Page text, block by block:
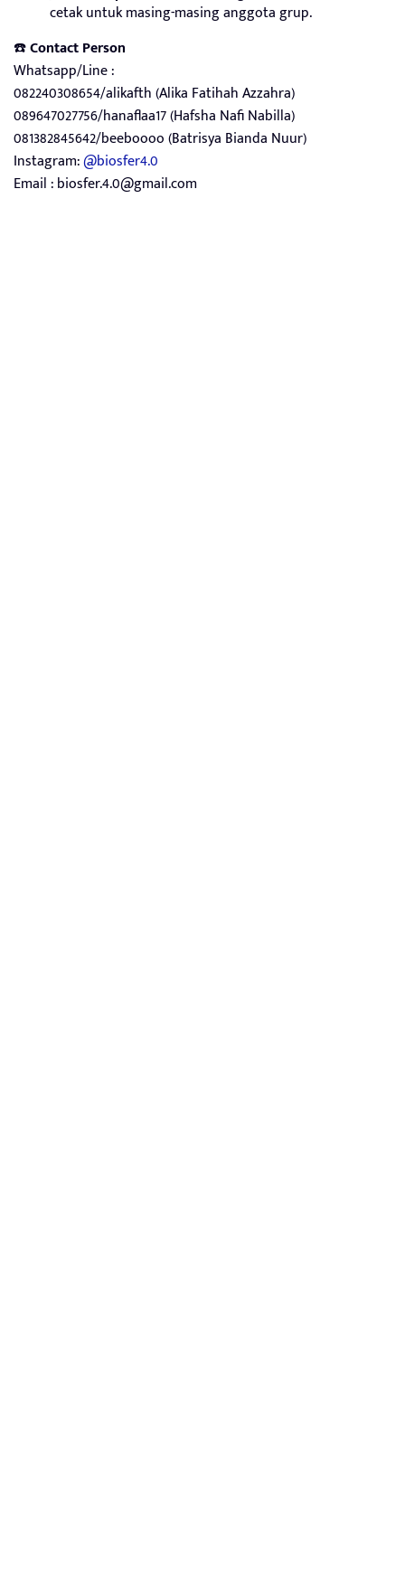
cetak untuk masing-masing anggota grup.
☎️Contact Person
Whatsapp/Line :
082240308654/alikafth (Alika Fatihah Azzahra)
089647027756/hanaflaa17 (Hafsha Nafi Nabilla)
081382845642/beeboooo (Batrisya Bianda Nuur)
Instagram:@biosfer4.0
Email :biosfer.4.0@gmail.com